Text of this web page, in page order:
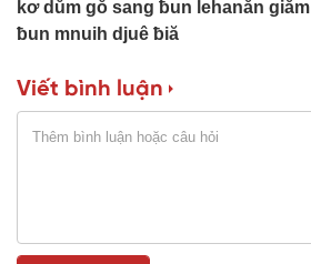
kơ dŭm gŏ sang ƀun lehanăn giăm
ƀun mnuih djuê ƀiă
Viết bình luận